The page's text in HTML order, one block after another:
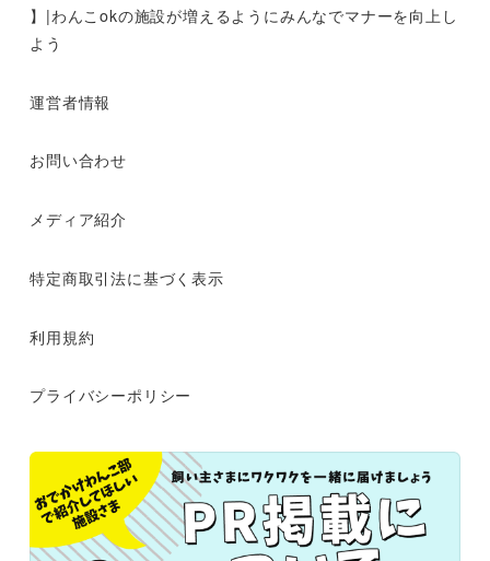
】|わんこokの施設が増えるようにみんなでマナーを向上し
よう
運営者情報
お問い合わせ
メディア紹介
特定商取引法に基づく表示
利用規約
プライバシーポリシー